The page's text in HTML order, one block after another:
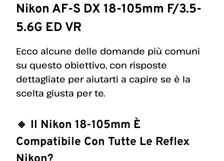
Nikon AF-S DX 18-105mm F/3.5-
5.6G ED VR
Ecco alcune delle domande più comuni
su questo obiettivo, con risposte
dettagliate per aiutarti a capire se è la
scelta giusta per te.
🔹 Il Nikon 18-105mm È
Compatibile Con Tutte Le Reflex